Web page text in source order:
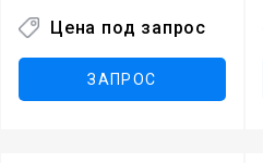
Цена под запрос
ЗАПРОС